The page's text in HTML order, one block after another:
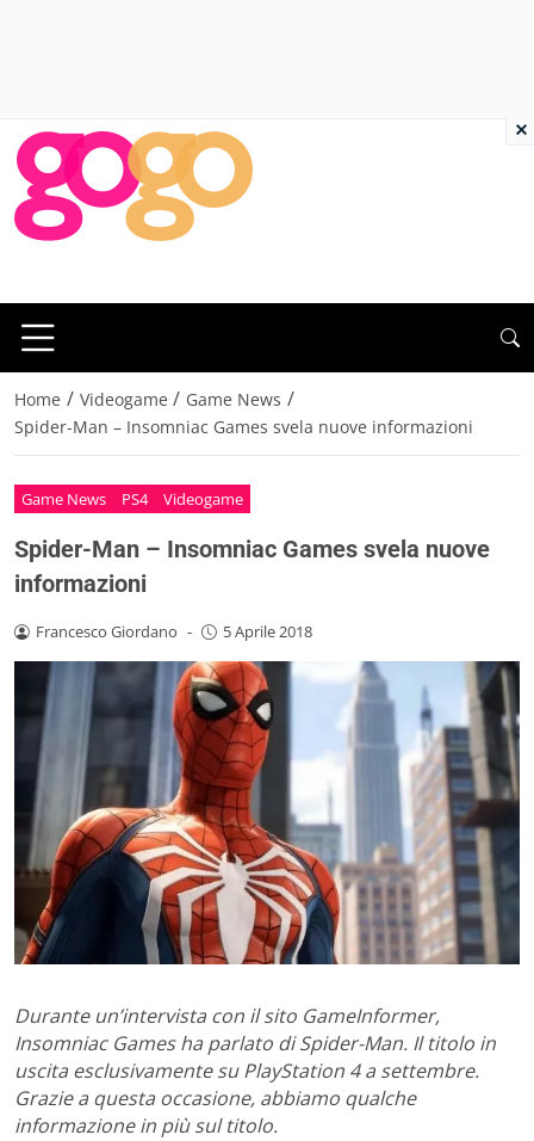
Home / Videogame / Game News /
Spider-Man – Insomniac Games svela nuove informazioni
Game News PS4 Videogame
Spider-Man – Insomniac Games svela nuove
informazioni
Francesco Giordano - 5 Aprile 2018
Durante un’intervista con il sito GameInformer,
Insomniac Games ha parlato di Spider-Man. Il titolo in
uscita esclusivamente su PlayStation 4 a settembre.
Grazie a questa occasione, abbiamo qualche
informazione in più sul titolo.
×